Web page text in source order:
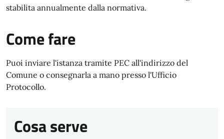
stabilita annualmente dalla normativa.
Come fare
Puoi inviare l'istanza tramite PEC all'indirizzo del
Comune o consegnarla a mano presso l'Ufficio
Protocollo.
Cosa serve